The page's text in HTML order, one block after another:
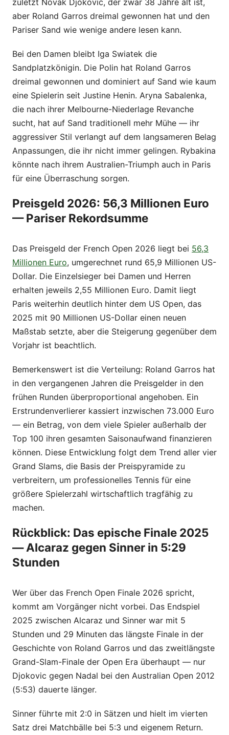
aber Roland Garros dreimal gewonnen hat und den
Pariser Sand wie wenige andere lesen kann.
Bei den Damen bleibt Iga Swiatek die
Sandplatzkönigin. Die Polin hat Roland Garros
dreimal gewonnen und dominiert auf Sand wie kaum
eine Spielerin seit Justine Henin. Aryna Sabalenka,
die nach ihrer Melbourne-Niederlage Revanche
sucht, hat auf Sand traditionell mehr Mühe — ihr
aggressiver Stil verlangt auf dem langsameren Belag
Anpassungen, die ihr nicht immer gelingen. Rybakina
könnte nach ihrem Australien-Triumph auch in Paris
für eine Überraschung sorgen.
Preisgeld 2026: 56,3 Millionen Euro
— Pariser Rekordsumme
Das Preisgeld der French Open 2026 liegt bei 56,3
Millionen Euro, umgerechnet rund 65,9 Millionen US-
Dollar. Die Einzelsieger bei Damen und Herren
erhalten jeweils 2,55 Millionen Euro. Damit liegt
Paris weiterhin deutlich hinter dem US Open, das
2025 mit 90 Millionen US-Dollar einen neuen
Maßstab setzte, aber die Steigerung gegenüber dem
Vorjahr ist beachtlich.
Bemerkenswert ist die Verteilung: Roland Garros hat
in den vergangenen Jahren die Preisgelder in den
frühen Runden überproportional angehoben. Ein
Erstrundenverlierer kassiert inzwischen 73.000 Euro
— ein Betrag, von dem viele Spieler außerhalb der
Top 100 ihren gesamten Saisonaufwand finanzieren
können. Diese Entwicklung folgt dem Trend aller vier
Grand Slams, die Basis der Preispyramide zu
verbreitern, um professionelles Tennis für eine
größere Spielerzahl wirtschaftlich tragfähig zu
machen.
Rückblick: Das epische Finale 2025
— Alcaraz gegen Sinner in 5:29
Stunden
Wer über das French Open Finale 2026 spricht,
kommt am Vorgänger nicht vorbei. Das Endspiel
2025 zwischen Alcaraz und Sinner war mit 5
Stunden und 29 Minuten das längste Finale in der
Geschichte von Roland Garros und das zweitlängste
Grand-Slam-Finale der Open Era überhaupt — nur
Djokovic gegen Nadal bei den Australian Open 2012
(5:53) dauerte länger.
Sinner führte mit 2:0 in Sätzen und hielt im vierten
Satz drei Matchbälle bei 5:3 und eigenem Return.